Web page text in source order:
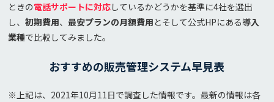
ときの電話サポートに対応しているかどうかを基準に4社を選出
し、初期費用、最安プランの月額費用 とそして公式HPにある導入
業種で比較してみました。
おすすめの販売管理システム早見表
※上記は、2021年10月11日で調査した情報です。最新の情報は各